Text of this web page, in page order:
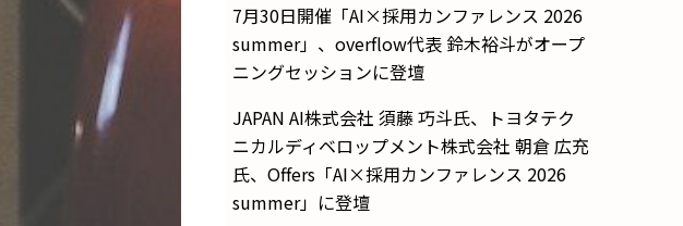
7月30日開催「AI×採用カンファレンス 2026
summer」、overflow代表 鈴木裕斗がオープ
ニングセッションに登壇
JAPAN AI株式会社 須藤 巧斗氏、トヨタテク
ニカルディベロップメント株式会社 朝倉 広充
氏、Offers「AI×採用カンファレンス 2026
summer」に登壇